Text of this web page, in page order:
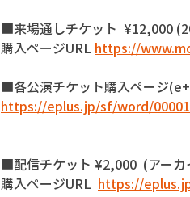
■来場通しチケット  ¥12,000
購入ページURL https://
■各公演チケット購入ページ
https://eplus.jp/sf/word/
■配信チケット ¥2,000  (アーカ
購入ページURL https://